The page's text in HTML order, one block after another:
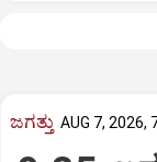
ಜಗತ್ತು AUG 7, 2026,